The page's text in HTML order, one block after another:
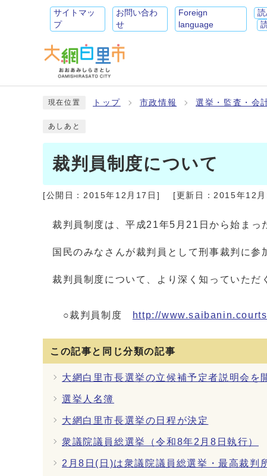
サイトマッ
プ
お問い合わ
せ
Foreign
language
現在位置 トップ 市政情報 選挙・監査・会
あしあと
裁判員制度について
[公開日： 2015年12月17日 ] [更新日：2015年12月
裁判員制度は、平成21年5月21日から始まっ
国民のみなさんが裁判員として刑事裁判に
裁判員制度について、より深く知っていた
○裁判員制度 http://
この記事と同じ分類の記事
大網白里市長選挙の立候補予定者説明会を
選挙人名簿
大網白里市長選挙の日程が決定
衆議院議員総選挙（令和8年2月8日執行）
2月8日(日)は衆議院議員総選挙・最高裁判